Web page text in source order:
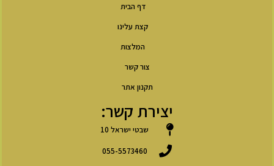
דף הבית
קצת עלינו
המלצות
צור קשר
תקנון אתר
יצירת קשר:
שבטי ישראל 10
055-5573460